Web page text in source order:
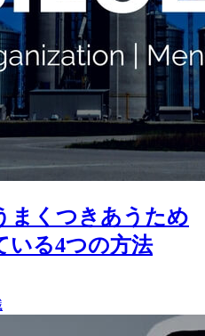
まくつきあうため
いる4つの方法